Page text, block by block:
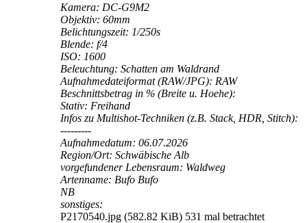
Kamera: DC-G9M2
Objektiv: 60mm
Belichtungszeit: 1/250s
Blende: f/4
ISO: 1600
Beleuchtung: Schatten am Waldrand
Aufnahmedateiformat (RAW/JPG): RAW
Beschnittsbetrag in % (Breite u. Hoehe):
Stativ: Freihand
Infos zu Multishot-Techniken (z.B. Stack, HDR, Stitch):
---------
Aufnahmedatum: 06.07.2026
Region/Ort: Schwäbische Alb
vorgefundener Lebensraum: Waldweg
Artenname: Bufo Bufo
NB
sonstiges:
P2170540.jpg (582.82 KiB) 531 mal betrachtet